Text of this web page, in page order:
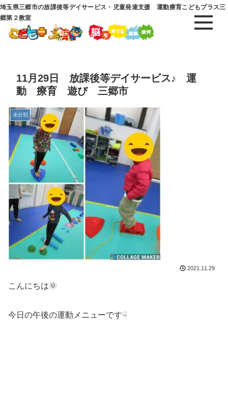
埼玉県三郷市の放課後等デイサービス・児童発達支援 運動療育こどもプラス三
郷第２教室
11月29日 放課後等デイサービス♪ 運
動 療育 遊び 三郷市
未分類
2021.11.29
こんにちは🌞
今日の午後の運動メニューです☟